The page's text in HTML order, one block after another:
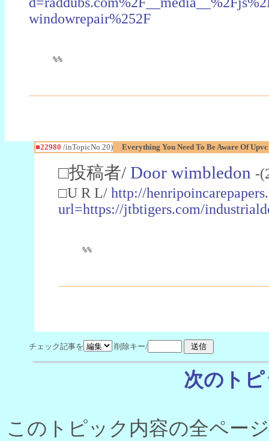
windowrepair%252F
%%
■22980 /inTopicNo.20) Everything You Need To Be Aware Of
□投稿者/ Door wimbledon -
□U R L/ http://
url=https://jtbtigers.com/
%%
チェック記事を 削除キー/
次のト
このトピック内容の全ペー